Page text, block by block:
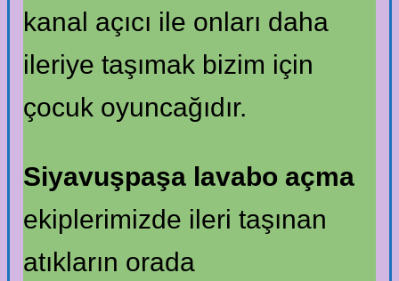
kanal açıcı ile onları daha
ileriye taşımak bizim için
çocuk oyuncağıdır.
Siyavuşpaşa lavabo açma
ekiplerimizde ileri taşınan
atıkların orada